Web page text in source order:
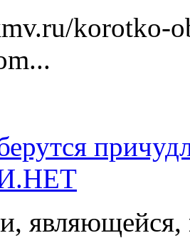
korotko-
являющейся,